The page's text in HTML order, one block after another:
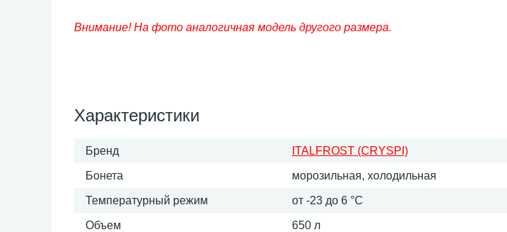
Внимание! На фото аналогичная модель другого размера.
Характеристики
Бренд ITALFROST (CRYSPI)
Бонета морозильная, холодильная
Температурный режим от -23 до 6 °C
Объем 650 л